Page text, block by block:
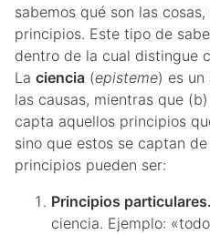
sabemos qué son las
principios. Este tipo de
dentro de la cual distingue
La ciencia (episteme) es
las causas, mientras que
capta aquellos principios
sino que estos se captan
principios pueden ser:
Principios particulares.
ciencia. Ejemplo: